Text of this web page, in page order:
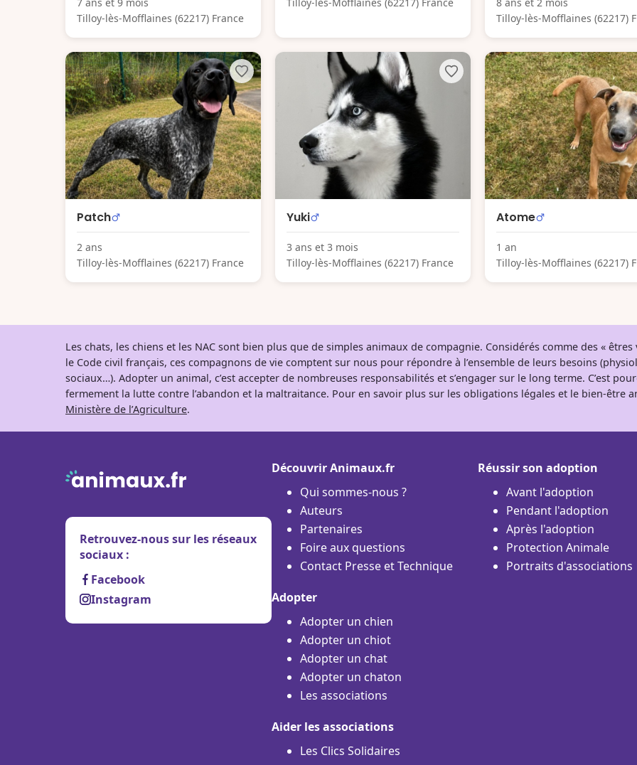
Tilloy-lès-Mofflaines (62217) France
Tilloy-lès-Mofflaines (62217)
Patch
2 ans
Tilloy-lès-Mofflaines (62217) France
Yuki
3 ans et 3 mois
Tilloy-lès-Mofflaines (62217) France
Atome
1 an
Tilloy-lès-Mofflaines (62217)
Les chats, les chiens et les NAC sont bien plus que de simples animaux de compagnie. Considérés comme des «
le Code civil français, ces compagnons de vie comptent sur nous pour répondre à l’ensemble de leurs besoins
sociaux…). Adopter un animal, c’est accepter de nombreuses responsabilités et s’engager sur le long terme. C’est
fermement la lutte contre l’abandon et la maltraitance. Pour en savoir plus sur les obligations légales et le bien-être
Ministère de l’Agriculture.
Retrouvez-nous sur les réseaux
sociaux :
Facebook
Instagram
Découvrir Animaux.fr
Qui sommes-nous ?
Auteurs
Partenaires
Foire aux questions
Contact Presse et Technique
Adopter
Adopter un chien
Adopter un chiot
Adopter un chat
Adopter un chaton
Les associations
Aider les associations
Les Clics Solidaires
Réussir son adoption
Avant l'adoption
Pendant l'adoption
Après l'adoption
Protection Animale
Portraits d'associations